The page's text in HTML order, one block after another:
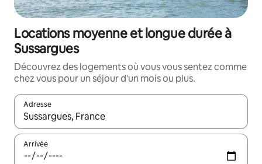
Locations moyenne et longue durée à
Sussargues
Découvrez des logements où vous vous sentez comme
chez vous pour un séjour d'un mois ou plus.
Adresse
Lorsque les résultats s'affichent, utilisez les flèches vers le
Arrivée